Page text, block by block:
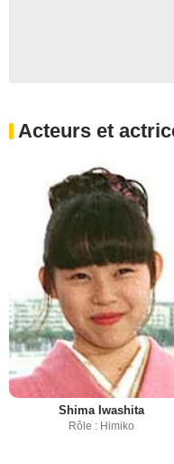
Acteurs et
Shima Iwashita
Rôle : Himiko